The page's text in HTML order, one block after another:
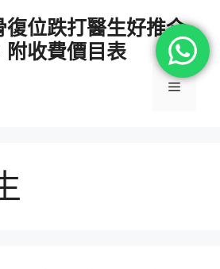
復位跌打醫生好推介
附收費價目表
選